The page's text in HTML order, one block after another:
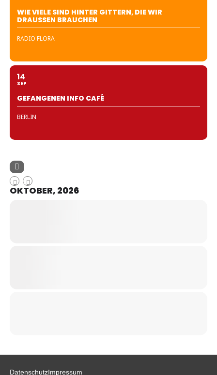
WIE VIELE SIND HINTER GITTERN, DIE WIR
DRAUSSEN BRAUCHEN
RADIO FLORA
14
SEP
GEFANGENEN INFO CAFÉ
BERLIN
OKTOBER, 2026
DatenschutzImpressum